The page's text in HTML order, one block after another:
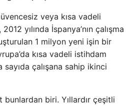
veya kısa vadeli
yılında İspanya’nın çalışma
1 milyon yeni işin bir
kısa vadeli istihdam
çalışana sahip ikinci
biri. Yıllardır çeşitli